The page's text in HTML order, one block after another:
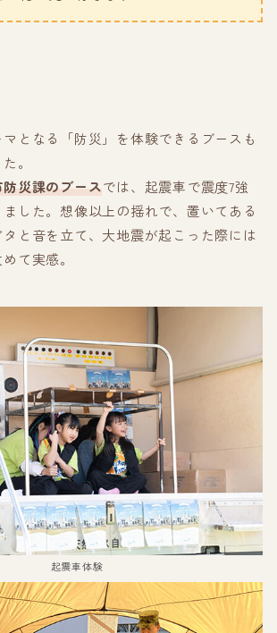
となる「防災」を体験できるブースも
。
災課のブースでは、起震車で震度7強
した。想像以上の揺れで、置いてある
と音を立て、大地震が起こった際には
て実感。
起震車体験